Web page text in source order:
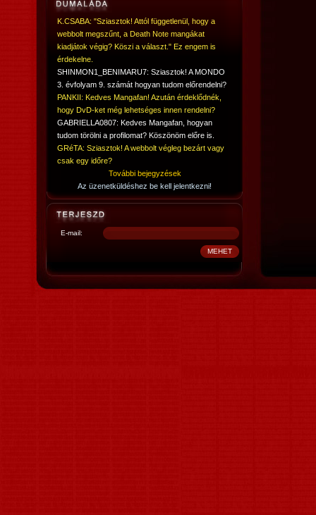
K.CSABA: "Sziasztok! Attól függetlenül, hogy a
webbolt megszűnt, a Death Note mangákat
kiadjátok végig? Köszi a választ." Ez engem is
érdekelne.
SHINMON1_BENIMARU7: Sziasztok! A MONDO
3. évfolyam 9. számát hogyan tudom előrendelni?
PANKII: Kedves Mangafan! Azután érdeklődnék,
hogy DvD-ket még lehetséges innen rendelni?
GABRIELLA0807: Kedves Mangafan, hogyan
tudom törölni a profilomat? Köszönöm előre is.
GRéTA: Sziasztok! A webbolt végleg bezárt vagy
csak egy időre?
További bejegyzések
Az üzenetküldéshez be kell jelentkezni!
E-mail: